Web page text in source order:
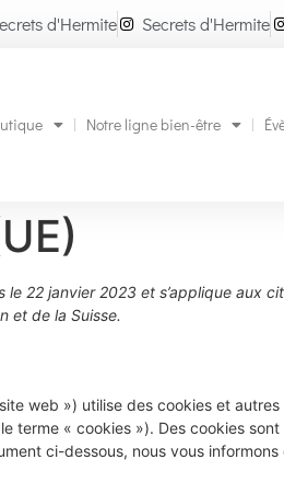
d'Hermite Secrets d'Hermite
Notre ligne bien-être
22 janvier 2023 et s’applique aux
et de la Suisse.
web ») utilise des cookies et
terme « cookies »). Des cookies
ci-dessous, nous vous informons